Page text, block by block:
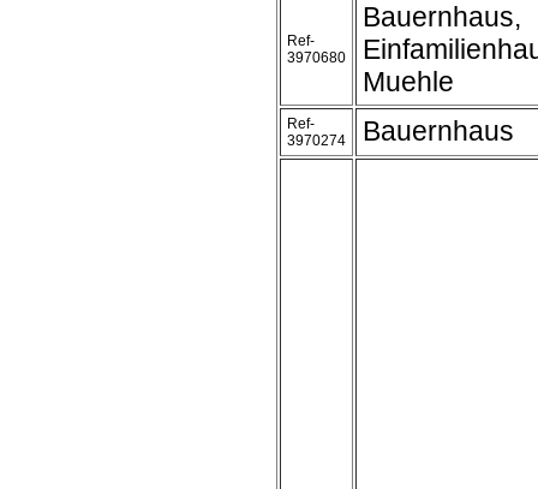
Ref-
3970680
Bauernhaus,
Muehle
Ref-
3970274
Bauernhaus